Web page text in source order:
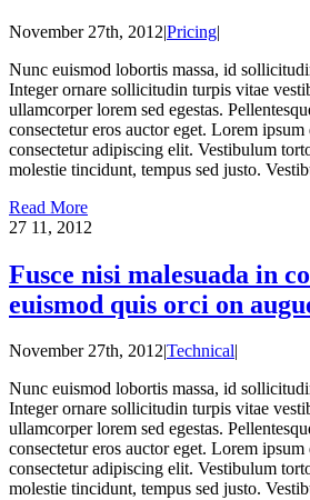
November 27th, 2012|Pricing|
Nunc euismod lobortis massa, id
Integer ornare sollicitudin turpis vitae
ullamcorper lorem sed egestas.
consectetur eros auctor eget. Lorem ipsum
consectetur adipiscing elit. Vestibulum
molestie tincidunt, tempus sed justo.
Read More
27 11, 2012
Fusce nisi malesuada in
euismod quis orci on
November 27th, 2012|Technical|
Nunc euismod lobortis massa, id
Integer ornare sollicitudin turpis vitae
ullamcorper lorem sed egestas.
consectetur eros auctor eget. Lorem ipsum
consectetur adipiscing elit. Vestibulum
molestie tincidunt, tempus sed justo.